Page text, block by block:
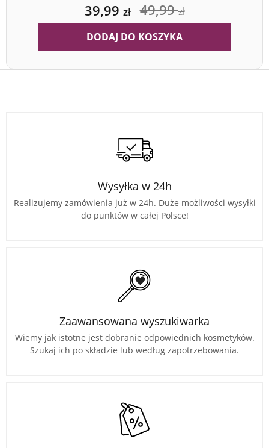
39,99 zł 49,99zł
DODAJ DO KOSZYKA
Wysyłka w 24h
Realizujemy zamówienia już w 24h. Duże możliwości wysyłki
do punktów w całej Polsce!
Zaawansowana wyszukiwarka
Wiemy jak istotne jest dobranie odpowiednich kosmetyków.
Szukaj ich po składzie lub według zapotrzebowania.